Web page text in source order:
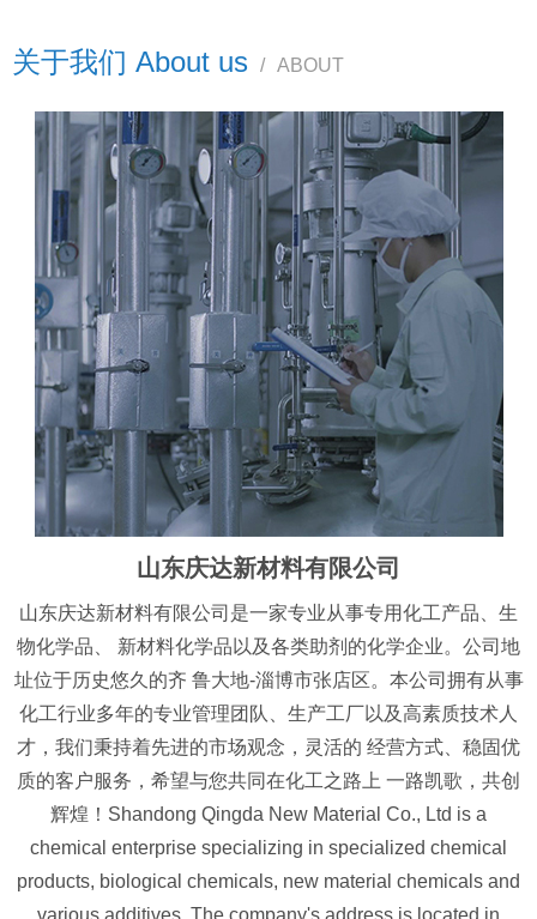
关于我们 About us / ABOUT
山东庆达新材料有限公司
山东庆达新材料有限公司是一家专业从事专用化工产品、生
物化学品、 新材料化学品以及各类助剂的化学企业。公司地
址位于历史悠久的齐 鲁大地-淄博市张店区。本公司拥有从事
化工行业多年的专业管理团队、生产工厂以及高素质技术人
才，我们秉持着先进的市场观念，灵活的 经营方式、稳固优
质的客户服务，希望与您共同在化工之路上 一路凯歌，共创
辉煌！Shandong Qingda New Material Co., Ltd is a
chemical enterprise specializing in specialized chemical
products, biological chemicals, new material chemicals and